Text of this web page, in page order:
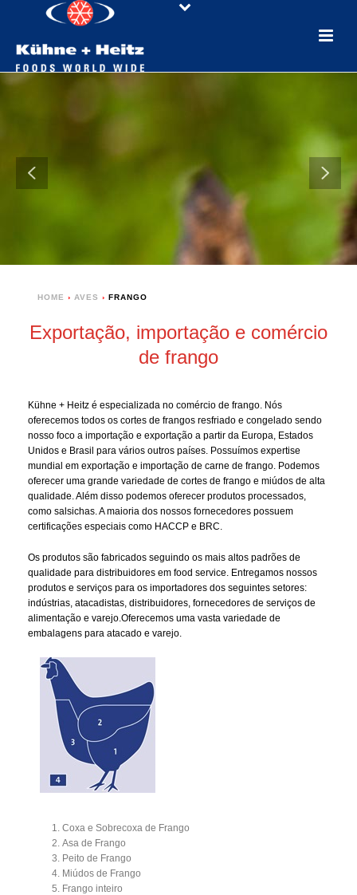
HOME › AVES › FRANGO
Exportação, importação e comércio
de frango
Kühne + Heitz é especializada no comércio de frango. Nós
oferecemos todos os cortes de frangos resfriado e congelado sendo
nosso foco a importação e exportação a partir da Europa, Estados
Unidos e Brasil para vários outros países. Possuímos expertise
mundial em exportação e importação de carne de frango. Podemos
oferecer uma grande variedade de cortes de frango e miúdos de alta
qualidade. Além disso podemos oferecer produtos processados,
como salsichas. A maioria dos nossos fornecedores possuem
certificações especiais como HACCP e BRC.
Os produtos são fabricados seguindo os mais altos padrões de
qualidade para distribuidores em food service. Entregamos nossos
produtos e serviços para os importadores dos seguintes setores:
indústrias, atacadistas, distribuidores, fornecedores de serviços de
alimentação e varejo.Oferecemos uma vasta variedade de
embalagens para atacado e varejo.
Coxa e Sobrecoxa de Frango
Asa de Frango
Peito de Frango
Miúdos de Frango
Frango inteiro